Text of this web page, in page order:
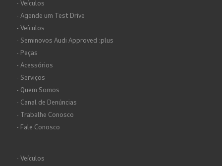
- Veículos
- Agende um Test Drive
- Veículos
- Seminovos Audi Approved :plus
- Peças
- Acessórios
- Serviços
- Quem Somos
- Canal de Denúncias
- Trabalhe Conosco
- Fale Conosco
- Veículos